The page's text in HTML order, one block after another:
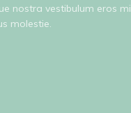
nostra vestibulum eros mi
molestie.